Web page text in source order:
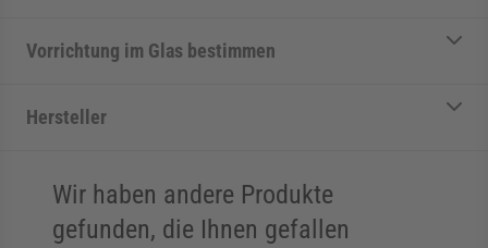
Vorrichtung im Glas bestimmen
Hersteller
Wir haben andere Produkte
gefunden, die Ihnen gefallen